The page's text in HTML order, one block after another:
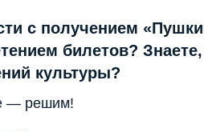
с получением
билетов?
культуры?
— решим!